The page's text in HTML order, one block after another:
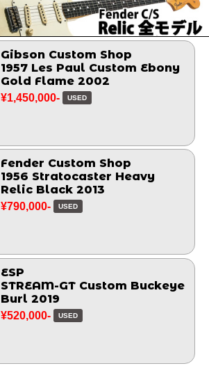
Gibson Custom Shop
1957 Les Paul Custom Ebony
Gold Flame 2002
¥1,450,000- USED
Fender Custom Shop
1956 Stratocaster Heavy
Relic Black 2013
¥790,000- USED
ESP
STREAM-GT Custom Buckeye
Burl 2019
¥520,000- USED